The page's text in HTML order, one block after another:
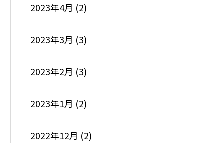
2023年4月 (2)
2023年3月 (3)
2023年2月 (3)
2023年1月 (2)
2022年12月 (2)